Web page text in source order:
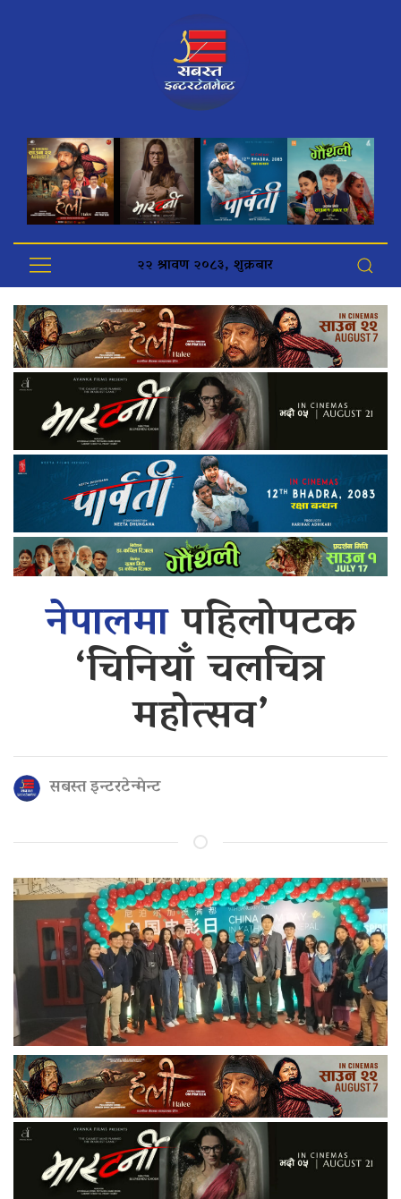
२२ श्रावण २०८३, शुक्रबार
नेपालमापहिलोपटक
‘चिनियाँ चलचित्र
महोत्सव’
सबस्त इन्टरटेन्मेन्ट